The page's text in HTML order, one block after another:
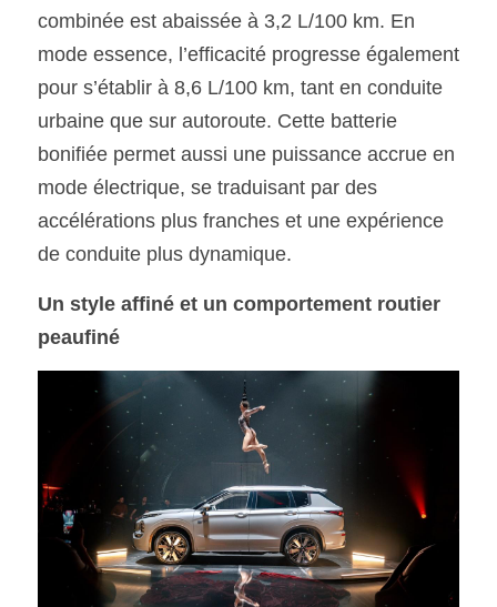
combinée est abaissée à 3,2 L/100 km. En
mode essence, l’efficacité progresse également
pour s’établir à 8,6 L/100 km, tant en conduite
urbaine que sur autoroute. Cette batterie
bonifiée permet aussi une puissance accrue en
mode électrique, se traduisant par des
accélérations plus franches et une expérience
de conduite plus dynamique.
Un style affiné et un comportement routier
peaufiné